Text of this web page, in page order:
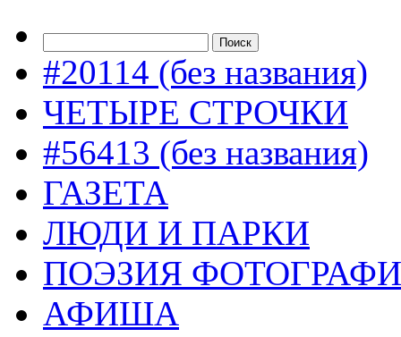
#20114 (без названия)
ЧЕТЫРЕ СТРОЧКИ
#56413 (без названия)
ГАЗЕТА
ЛЮДИ И ПАРКИ
ПОЭЗИЯ
АФИША